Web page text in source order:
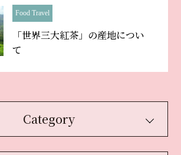
Food Travel
「世界三大紅茶」の産地につい
て
Category